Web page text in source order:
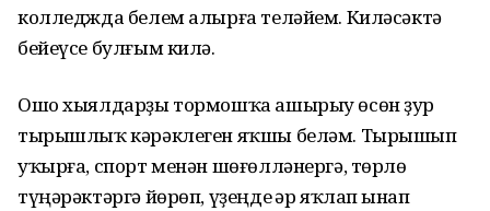
колледжда белем алырға теләйем. Киләсәктә
бейеүсе булғым килә.
Ошо хыялдарҙы тормошҡа ашырыу өсөн ҙур
тырышлыҡ кәрәклеген яҡшы беләм. Тырышып
уҡырға, спорт менән шөғөлләнергә, төрлө
түңәрәктәргә йөрөп, үҙеңде һәр яҡлап һынап